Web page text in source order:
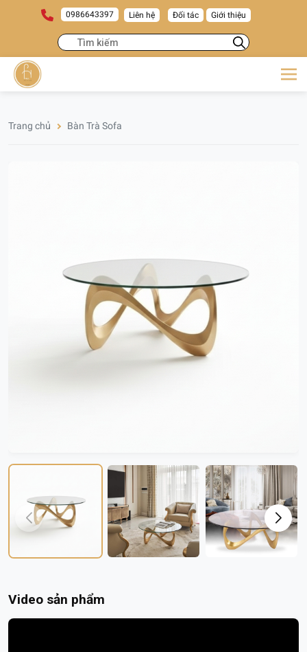
0986643397 Liên hệ Đối tác Giới thiệu
Trang chủ Bàn Trà Sofa
Video sản phẩm